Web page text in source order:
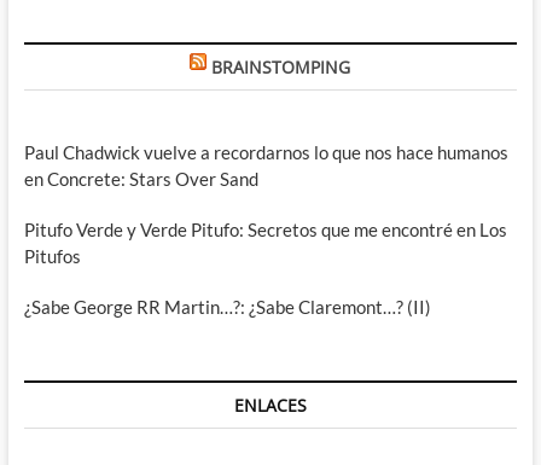
BRAINSTOMPING
Paul Chadwick vuelve a recordarnos lo que nos hace humanos
en Concrete: Stars Over Sand
Pitufo Verde y Verde Pitufo: Secretos que me encontré en Los
Pitufos
¿Sabe George RR Martin…?: ¿Sabe Claremont…? (II)
ENLACES